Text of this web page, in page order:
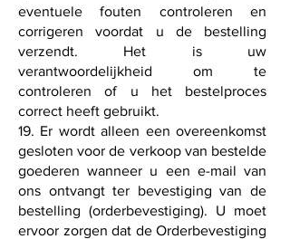
eventuele fouten controleren en
corrigeren voordat u de bestelling
verzendt. Het is uw
verantwoordelijkheid om te
controleren of u het bestelproces
correct heeft gebruikt.
19. Er wordt alleen een overeenkomst
gesloten voor de verkoop van bestelde
goederen wanneer u een e-mail van
ons ontvangt ter bevestiging van de
bestelling (orderbevestiging). U moet
ervoor zorgen dat de Orderbevestiging